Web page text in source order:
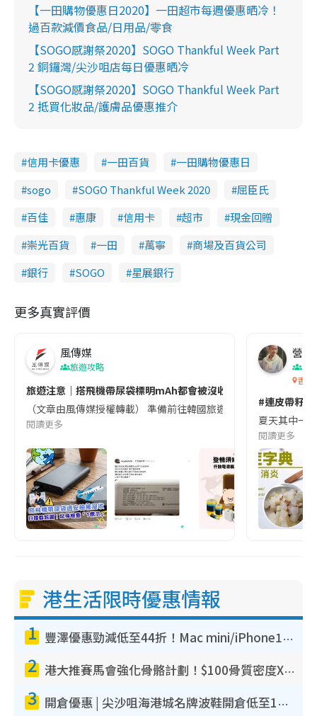
【一田購物優惠日2020】一田超市每週優惠晒冷！
過百款減價食品/日用品/零食
【SOGO感謝祭2020】SOGO Thankful Week Part
2 銅鑼灣/尖沙咀店每日優惠晒冷
【SOGO感謝祭2020】SOGO Thankful Week Part
2 抵買化妝品/護膚品優惠推介
信用卡優惠 一田百貨
一田購物優惠日
sogo
SOGO Thankful Week 2020
屈臣氏
百佳
惠康 信用卡 超市
現金回贈
崇光百貨
一田 萬寧
商場及百貨公司
銀行
SOGO 星展銀行
更多真實評價
風傳媒
旅遊攻略
旅遊注意｜搭飛機帶尿袋標明mAh都會被沒收😱出發前切記檢查
（文章由風傳媒授權轉載） 準備前往韓國旅遊的民眾，近期要
閱讀更多
營養
香港
#連皮帶籽
夏天其中一
閱讀更多
港生活限時優惠情報
1 豐澤優惠勁減低至44折！Mac mini/iPhone17Pro大減價！廚房家電$220起
2 港大推賽馬會強化骨骼計劃！$100骨質密度X光檢查 完成免費運動訓練送超市禮券！附參加資格
3 開倉優惠 | 尖沙咀海港城名牌波鞋開倉低至1折！On鞋$899起／Joy&Peace鞋履$98起